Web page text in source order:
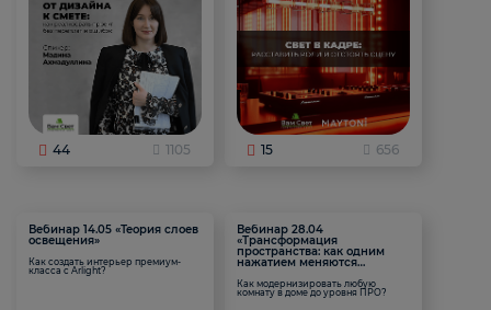
44 1105 15 656
Вебинар 14.05 «Теория слоев
освещения»
Как создать интерьер премиум-
класса с Arlight?
Вебинар 28.04
«Трансформация
пространства: как одним
нажатием меняются
Как модернизировать любую
комнату в доме до уровня ПРО?